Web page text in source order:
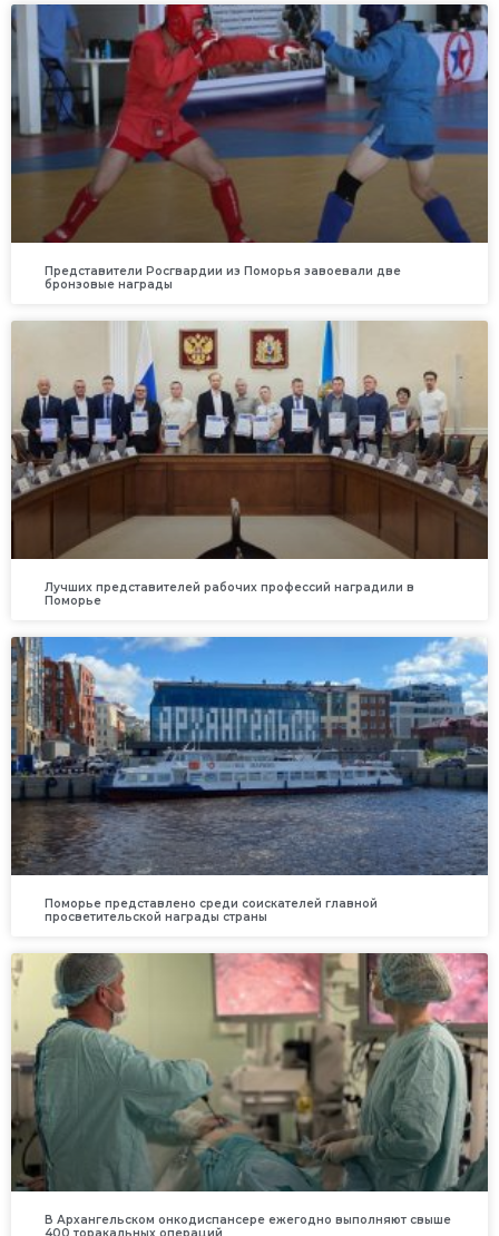
Представители Росгвардии из Поморья завоевали две
бронзовые награды
Лучших представителей рабочих профессий наградили в
Поморье
Поморье представлено среди соискателей главной
просветительской награды страны
В Архангельском онкодиспансере ежегодно выполняют свыше
400 торакальных операций